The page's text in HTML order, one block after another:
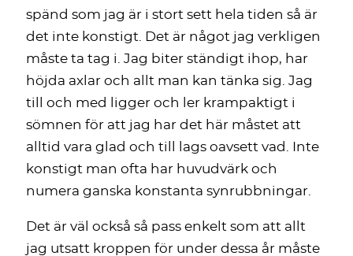
spänd som jag är i stort sett hela tiden så är
det inte konstigt. Det är något jag verkligen
måste ta tag i. Jag biter ständigt ihop, har
höjda axlar och allt man kan tänka sig. Jag
till och med ligger och ler krampaktigt i
sömnen för att jag har det här måstet att
alltid vara glad och till lags oavsett vad. Inte
konstigt man ofta har huvudvärk och
numera ganska konstanta synrubbningar.
Det är väl också så pass enkelt som att allt
jag utsatt kroppen för under dessa år måste